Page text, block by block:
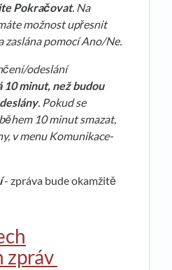
Pokračovat. Na
možnost upřesnit
zaslána pomocí Ano/Ne.
odeslání
10 minut, než budou
. Pokud se
10 minut smazat,
v menu Komunikace-
- zpráva bude okamžitě
zpráv